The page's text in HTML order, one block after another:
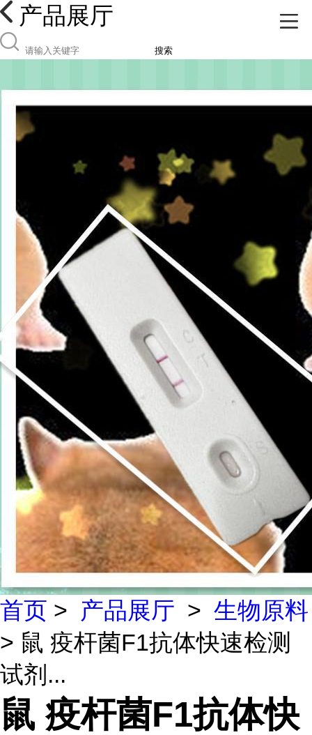
产品展厅
搜索
首页 > 产品展厅 > 生物原料
> 鼠 疫杆菌F1抗体快速检测
试剂...
鼠 疫杆菌F1抗体快